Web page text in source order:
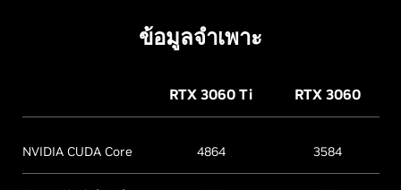
ข้อมูลจำเพาะ
RTX 3060 Ti RTX 3060
NVIDIA CUDA Core 4864 3584